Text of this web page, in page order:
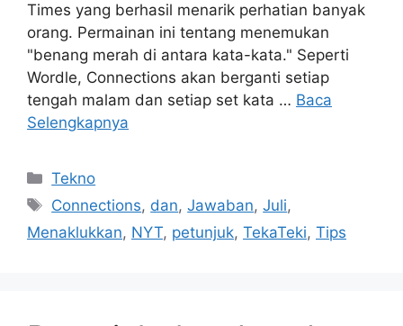
Times yang berhasil menarik perhatian banyak
orang. Permainan ini tentang menemukan
"benang merah di antara kata-kata." Seperti
Wordle, Connections akan berganti setiap
tengah malam dan setiap set kata … Baca
Selengkapnya
Kategori
Tekno
Tag
Connections, dan,Jawaban,Juli,
Menaklukkan, NYT, petunjuk, TekaTeki, Tips